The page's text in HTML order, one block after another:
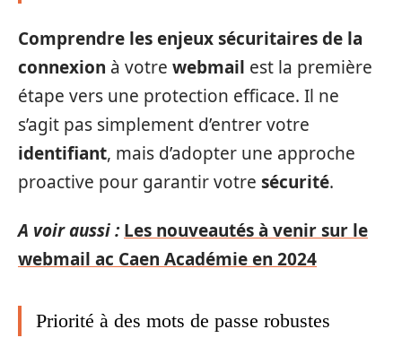
Comprendre les enjeux sécuritaires de la
connexion à votre webmail est la première
étape vers une protection efficace. Il ne
s’agit pas simplement d’entrer votre
identifiant, mais d’adopter une approche
proactive pour garantir votre sécurité.
A voir aussi : Les nouveautés à venir sur le
webmail ac Caen Académie en 2024
Priorité à des mots de passe robustes